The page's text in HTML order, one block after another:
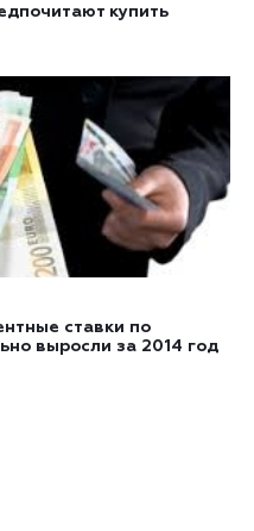
купить
ставки по
выросли за 2014 год